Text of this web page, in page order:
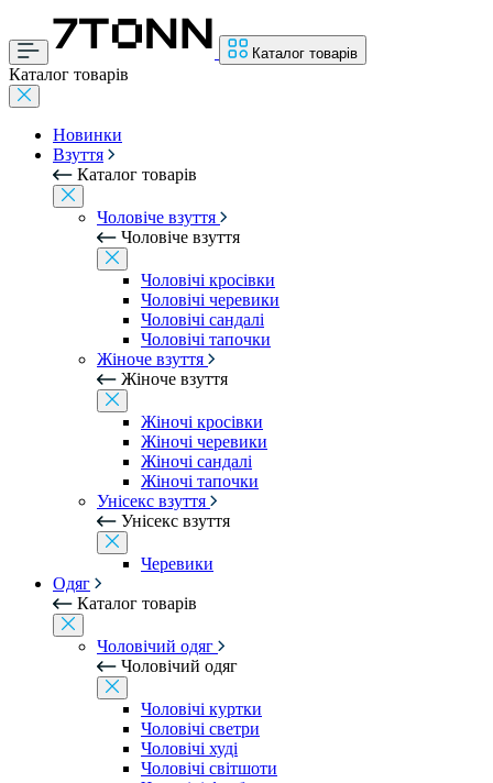
Каталог товарів
Каталог товарів
Новинки
Взуття
Каталог товарів
Чоловіче взуття
Чоловіче взуття
Чоловічі кросівки
Чоловічі черевики
Чоловічі сандалі
Чоловічі тапочки
Жіноче взуття
Жіноче взуття
Жіночі кросівки
Жіночі черевики
Жіночі сандалі
Жіночі тапочки
Унісекс взуття
Унісекс взуття
Черевики
Одяг
Каталог товарів
Чоловічий одяг
Чоловічий одяг
Чоловічі куртки
Чоловічі светри
Чоловічі худі
Чоловічі світшоти